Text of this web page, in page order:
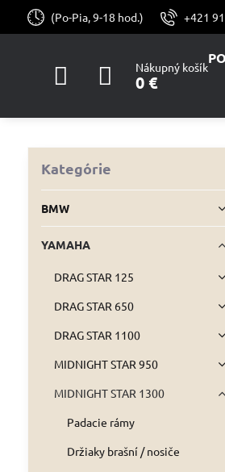
(Po-Pia, 9-18 hod.) +421
Nákupný košík
0 €
Kategórie
BMW
YAMAHA
DRAG STAR 125
DRAG STAR 650
DRAG STAR 1100
MIDNIGHT STAR 950
MIDNIGHT STAR 1300
Padacie rámy
Držiaky brašní / nosiče